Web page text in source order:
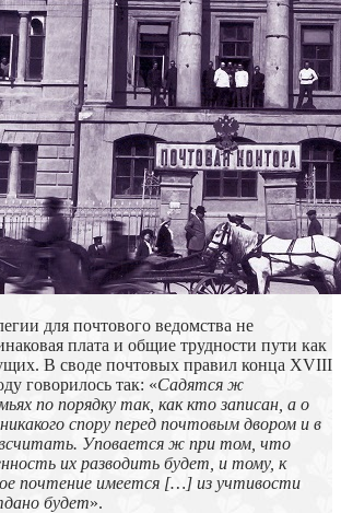
для почтового ведомства не
плата и общие трудности пути как
В своде почтовых правил конца XVIII
говорилось так: «Садятся ж
по порядку так, как кто записан, а о
спору перед почтовым двором и в
Уповается ж при том, что
их разводить будет, и тому, к
почтение имеется […] из учтивости
будет».